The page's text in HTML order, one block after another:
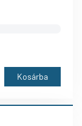
Kosárba